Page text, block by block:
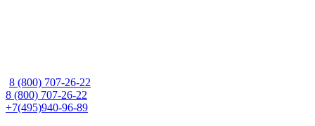
8 (800) 707-26-22
8 (800) 707-26-22
+7(495)940-96-89